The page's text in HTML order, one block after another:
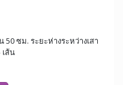
50 ซม. ระยะห่างระหว่างเสา
ส้น